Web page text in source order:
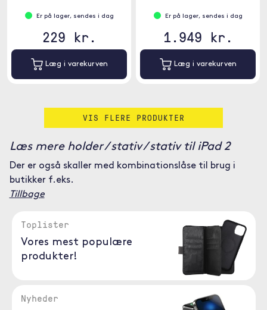
Er på lager, sendes i dag
229 kr.
Læg i varekurven
Er på lager, sendes i dag
1.949 kr.
Læg i varekurven
VIS FLERE PRODUKTER
Læs mere holder / stativ / stativ til iPad 2
Der er også skaller med kombinationslåse til brug i
butikker f.eks.
Tillbage
Toplister
Vores mest populære
produkter!
Nyheder